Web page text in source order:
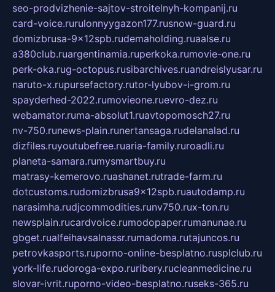
seo-prodvizhenie-sajtov-stroitelnyh-kompanij.ru
card-voice.rurulonnyygazon177.rusnow-guard.ru
domizbrusa-9x12spb.rudemaholding.ruaalse.ru
a380club.ruargentinamia.ruperkoka.rumovie-one.ru
perk-oka.rug-octopus.rusibarchives.ruandreislyusar.ru
naruto-x.rupursefactory.rutor-lyubov-i-grom.ru
spayderhed-2022.rumovieone.ruevro-dez.ru
webamator.ruma-absolut1.ruavtopomosch27.ru
nv-750.runews-plain.runertansaga.rudelanalad.ru
dizfiles.ruyoutubefree.ruaria-family.ruroadli.ru
planeta-samara.rumysmartbuy.ru
matrasy-kemerovo.ruashanet.rutrade-farm.ru
dotcustoms.rudomizbrusa9x12spb.ruautodamp.ru
narasimha.rudjcommodities.runv750.rux-ton.ru
newsplain.rucardvoice.rumodopaper.rumanunae.ru
gbget.rualfeihavsalnassr.rumadoma.rutajuncos.ru
petrovkasports.ruporno-online-besplatno.rusplclub.ru
york-life.rudoroga-expo.ruribery.rucleanmedicine.ru
slovar-ivrit.ruporno-video-besplatno.ruseks-365.ru